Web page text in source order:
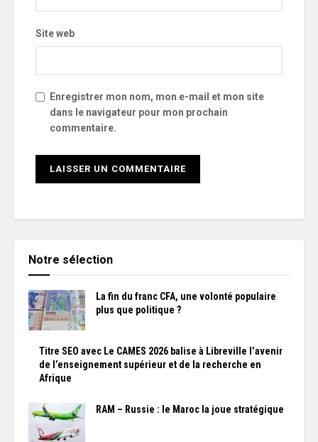
Site web
Enregistrer mon nom, mon e-mail et mon site
dans le navigateur pour mon prochain
commentaire.
Notre sélection
La fin du franc CFA, une volonté populaire
plus que politique ?
Titre SEO avec Le CAMES 2026 balise à Libreville l’avenir
de l’enseignement supérieur et de la recherche en
Afrique
RAM – Russie : le Maroc la joue stratégique